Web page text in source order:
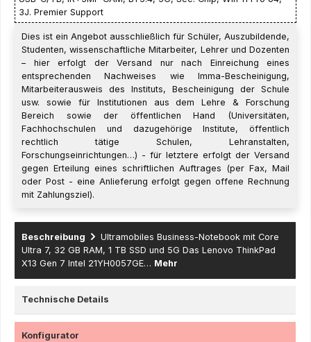
3J. Premier Support
Dies ist ein Angebot ausschließlich für Schüler, Auszubildende,
Studenten, wissenschaftliche Mitarbeiter, Lehrer und Dozenten
– hier erfolgt der Versand nur nach Einreichung eines
entsprechenden Nachweises wie Imma-Bescheinigung,
Mitarbeiterausweis des Instituts, Bescheinigung der Schule
usw. sowie für Institutionen aus dem Lehre & Forschung
Bereich sowie der öffentlichen Hand (Universitäten,
Fachhochschulen und dazugehörige Institute, öffentlich
rechtlich tätige Schulen, Lehranstalten,
Forschungseinrichtungen…) - für letztere erfolgt der Versand
gegen Erteilung eines schriftlichen Auftrages (per Fax, Mail
oder Post - eine Anlieferung erfolgt gegen offene Rechnung
mit Zahlungsziel).
Beschreibung
Ultramobiles Business-Notebook mit Core
Ultra 7, 32 GB RAM, 1 TB SSD und 5G Das Lenovo ThinkPad
X13 Gen 7 Intel 21YH0057GE… Mehr
Technische Details
Konfigurator